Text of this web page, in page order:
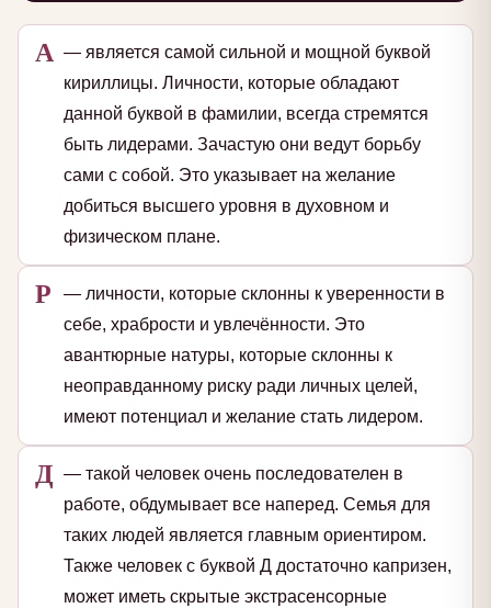
А — является самой сильной и мощной буквой
кириллицы. Личности, которые обладают
данной буквой в фамилии, всегда стремятся
быть лидерами. Зачастую они ведут борьбу
сами с собой. Это указывает на желание
добиться высшего уровня в духовном и
физическом плане.
Р
— личности, которые склонны к уверенности в
себе, храбрости и увлечённости. Это
авантюрные натуры, которые склонны к
неоправданному риску ради личных целей,
имеют потенциал и желание стать лидером.
Д — такой человек очень последователен в
работе, обдумывает все наперед. Семья для
таких людей является главным ориентиром.
Также человек с буквой Д достаточно капризен,
может иметь скрытые экстрасенсорные